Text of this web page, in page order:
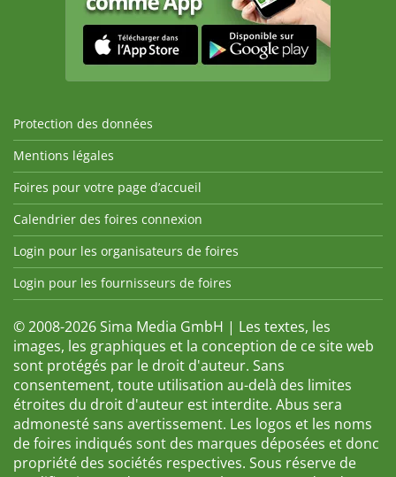
Protection des données
Mentions légales
Foires pour votre page d’accueil
Calendrier des foires connexion
Login pour les organisateurs de foires
Login pour les fournisseurs de foires
© 2008-2026 Sima Media GmbH | Les textes, les
images, les graphiques et la conception de ce site web
sont protégés par le droit d'auteur. Sans
consentement, toute utilisation au-delà des limites
étroites du droit d'auteur est interdite. Abus sera
admonesté sans avertissement. Les logos et les noms
de foires indiqués sont des marques déposées et donc
propriété des sociétés respectives. Sous réserve de